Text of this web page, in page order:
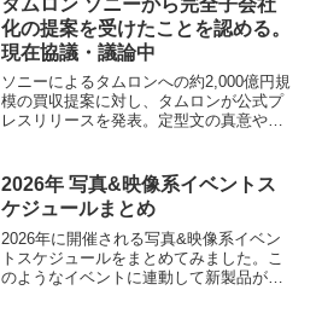
化の提案を受けたことを認める。
現在協議・議論中
ソニーによるタムロンへの約2,000億円規
模の買収提案に対し、タムロンが公式プ
レスリリースを発表。定型文の真意や特
ン等）への影響まで、デジカメライフ的
視点で分かりやすく解説します。
2026年 写真&映像系イベントス
ケジュールまとめ
2026年に開催される写真&映像系イベン
トスケジュールをまとめてみました。こ
のようなイベントに連動して新製品が発